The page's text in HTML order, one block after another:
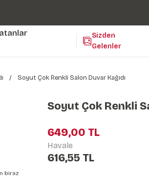
Kolay Uygulanan Duvar Kağıtları😇
Sizden
Gelenler
Soyut Çok Renkli Salon Duvar Kağıdı
biraz
Soyut Çok Renkli
649,00 TL
Havale
616,55 TL